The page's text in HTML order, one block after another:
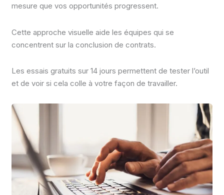
mesure que vos opportunités progressent.
Cette approche visuelle aide les équipes qui se
concentrent sur la conclusion de contrats.
Les essais gratuits sur 14 jours permettent de tester l’outil
et de voir si cela colle à votre façon de travailler.